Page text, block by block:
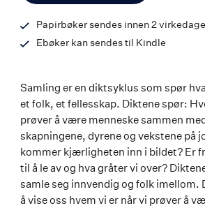
Papirbøker sendes innen 2
Ebøker kan sendes til Kindle
Samling er en diktsyklus som spør
et folk, et fellesskap. Diktene spør:
prøver å være menneske sammen
skapningene, dyrene og vekstene på
kommer kjærligheten inn i bildet? Er
til å le av og hva gråter vi over?
samle seg innvendig og folk imellom.
å vise oss hvem vi er når vi prøver å